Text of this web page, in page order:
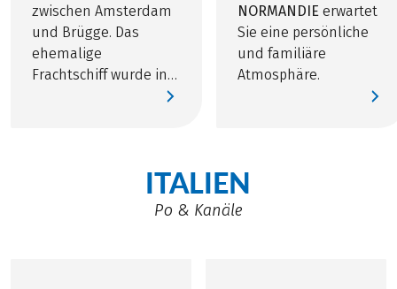
zwischen Amsterdam
und Brügge. Das
ehemalige
Frachtschiff wurde in
NORMANDIEerwartet
Sie eine persönliche
und familiäre
Atmosphäre.
ITALIEN
Po & Kanäle